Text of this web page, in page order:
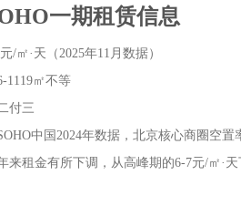
一期租赁信息
/㎡·天（2025年11月数据）
1119㎡不等
付三
中国2024年数据，北京核心商圈空置
来租金有所下调，从高峰期的6-7元/㎡·